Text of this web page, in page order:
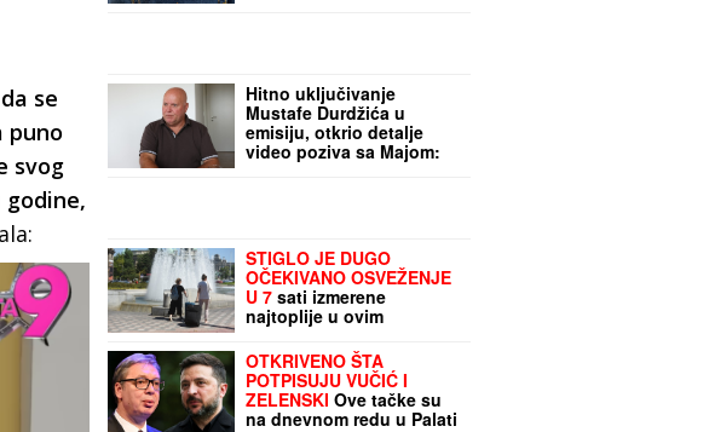
se
puno
svog
Hitno uključivanje
Mustafe Durdžića u
emisiju, otkrio detalje
video poziva sa Majom:
"Mevlida je ljuta na nju"
STIGLO JE DUGO
OČEKIVANO OSVEŽENJE
U 7 sati izmerene
najtoplije u ovim
mestima: RHMZ upozorio
šta nas čeka OVA DVA
DANA
OTKRIVENO ŠTA
POTPISUJU VUČIĆ I
ZELENSKI Ove tačke su
na dnevnom redu u Palati